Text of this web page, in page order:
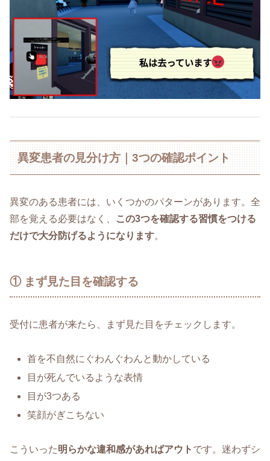
異変患者の見分け方｜3つの確認ポイント
異変のある患者には、いくつかのパターンがあります。全
部を覚える必要はなく、
この3つを確認する習慣をつける
だけで大分防げるようになります。
① まず見た目を確認する
受付に患者が来たら、まず見た目をチェックします。
首を不自然にぐわんぐわんと動かしている
目が死んでいるような表情
目が3つある
笑顔がぎこちない
こういった明らかな違和感があればアウト です。迷わずシ